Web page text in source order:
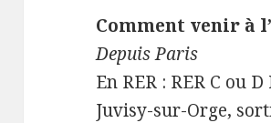
Comment venir à
Depuis Paris
En RER : RER C ou
Juvisy-sur-Orge,